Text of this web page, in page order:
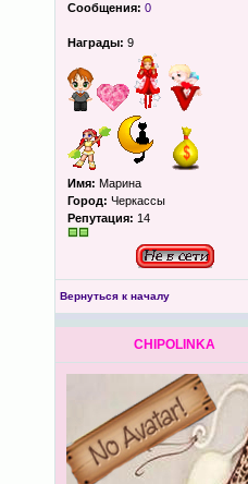
Сообщения: 0
Награды: 9
Имя: Марина
Город: Черкассы
Репутация: 14
Вернуться к началу
CHIPOLINKA